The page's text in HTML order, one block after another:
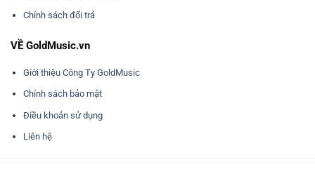
Chính sách đổi trả
VỀ GoldMusic.vn
Giới thiệu Công Ty GoldMusic
Chính sách bảo mật
Điều khoản sử dụng
Liên hệ